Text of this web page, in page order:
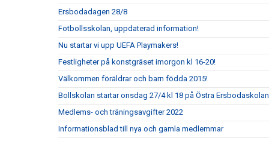
Ersbodadagen 28/8
Fotbollsskolan, uppdaterad information!
Nu startar vi upp UEFA Playmakers!
Festligheter på konstgräset imorgon kl 16-20!
Välkommen föräldrar och barn födda 2015!
Bollskolan startar onsdag 27/4 kl 18 på Östra Ersbodaskolan
Medlems- och träningsavgifter 2022
Informationsblad till nya och gamla medlemmar